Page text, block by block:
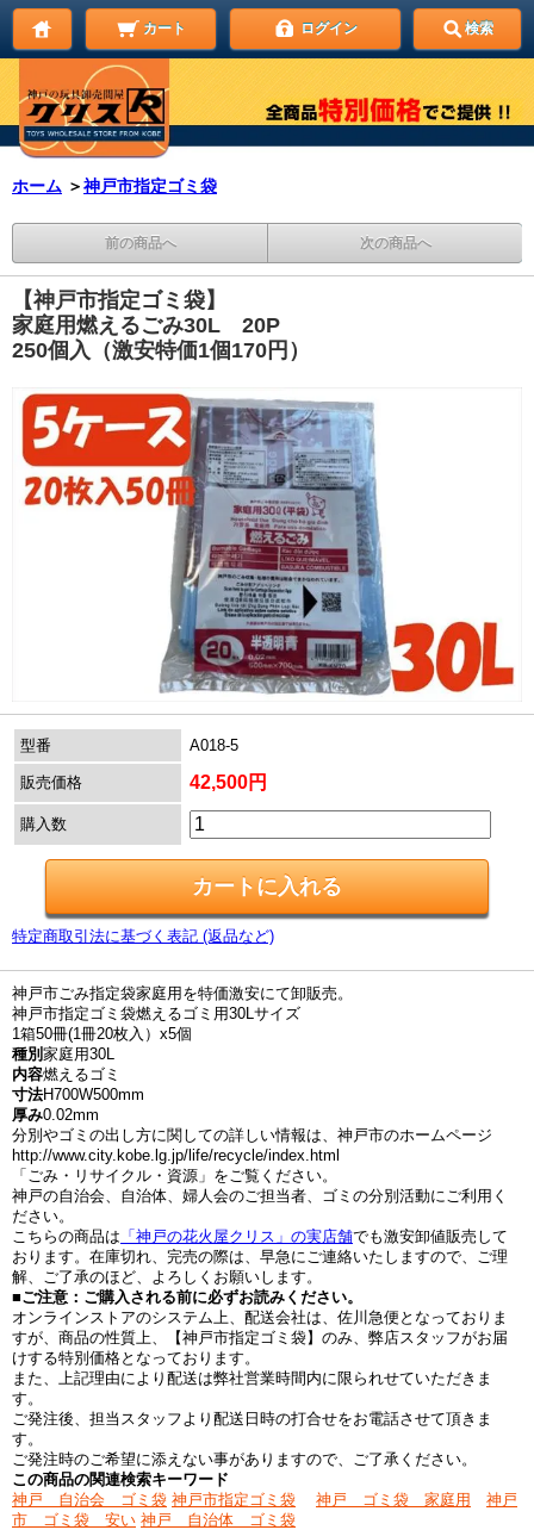
カート ログイン 検索
ホーム ＞神戸市指定ゴミ袋
前の商品へ 次の商品へ
【神戸市指定ゴミ袋】
家庭用燃えるごみ30L 20P
250個入（激安特価1個170円）
型番 A018-5
販売価格 42,500円
購入数
特定商取引法に基づく表記 (返品など)
神戸市ごみ指定袋家庭用を特価激安にて卸販売。
神戸市指定ゴミ袋燃えるゴミ用30Lサイズ
1箱50冊(1冊20枚入）x5個
種別 家庭用30L
内容燃えるゴミ
寸法H700W500mm
厚み0.02mm
分別やゴミの出し方に関しての詳しい情報は、神戸市のホームページ
http://www.city.kobe.lg.jp/life/recycle/index.html
「ごみ・リサイクル・資源」をご覧ください。
神戸の自治会、自治体、婦人会のご担当者、ゴミの分別活動にご利用く
ださい。
こちらの商品は 「神戸の花火屋クリス」の実店舗でも激安卸値販売して
おります。在庫切れ、完売の際は、早急にご連絡いたしますので、ご理
解、ご了承のほど、よろしくお願いします。
■ご注意：ご購入される前に必ずお読みください。
オンラインストアのシステム上、配送会社は、佐川急便となっておりま
すが、商品の性質上、【神戸市指定ゴミ袋】のみ、弊店スタッフがお届
けする特別価格となっております。
また、上記理由により配送は弊社営業時間内に限られせていただきま
す。
ご発注後、担当スタッフより配送日時の打合せをお電話させて頂きま
す。
ご発注時のご希望に添えない事がありますので、ご了承ください。
この商品の関連検索キーワード
神戸 自治会 ゴミ袋 神戸市指定ゴミ袋 神戸 ゴミ袋 家庭用
神戸
市 ゴミ袋 安い 神戸 自治体 ゴミ袋